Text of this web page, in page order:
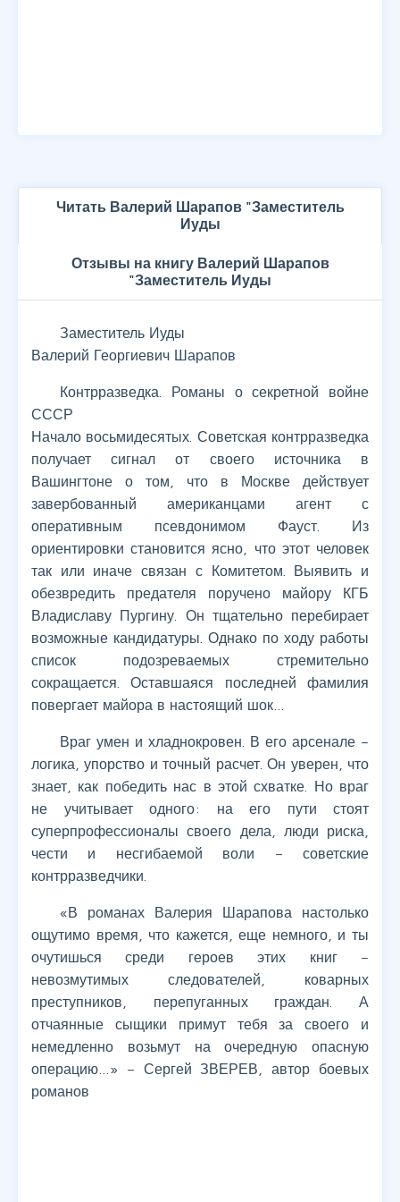
Читать Валерий Шарапов "Заместитель
Иуды
Отзывы на книгу Валерий Шарапов
"Заместитель Иуды
Заместитель Иуды
Валерий Георгиевич Шарапов
Контрразведка. Романы о секретной войне
СССР
Начало восьмидесятых. Советская контрразведка
получает сигнал от своего источника в
Вашингтоне о том, что в Москве действует
завербованный американцами агент с
оперативным псевдонимом Фауст. Из
ориентировки становится ясно, что этот человек
так или иначе связан с Комитетом. Выявить и
обезвредить предателя поручено майору КГБ
Владиславу Пургину. Он тщательно перебирает
возможные кандидатуры. Однако по ходу работы
список подозреваемых стремительно
сокращается. Оставшаяся последней фамилия
повергает майора в настоящий шок…
Враг умен и хладнокровен. В его арсенале –
логика, упорство и точный расчет. Он уверен, что
знает, как победить нас в этой схватке. Но враг
не учитывает одного: на его пути стоят
суперпрофессионалы своего дела, люди риска,
чести и несгибаемой воли – советские
контрразведчики.
«В романах Валерия Шарапова настолько
ощутимо время, что кажется, еще немного, и ты
очутишься среди героев этих книг –
невозмутимых следователей, коварных
преступников, перепуганных граждан. А
отчаянные сыщики примут тебя за своего и
немедленно возьмут на очередную опасную
операцию…» – Сергей ЗВЕРЕВ, автор боевых
романов